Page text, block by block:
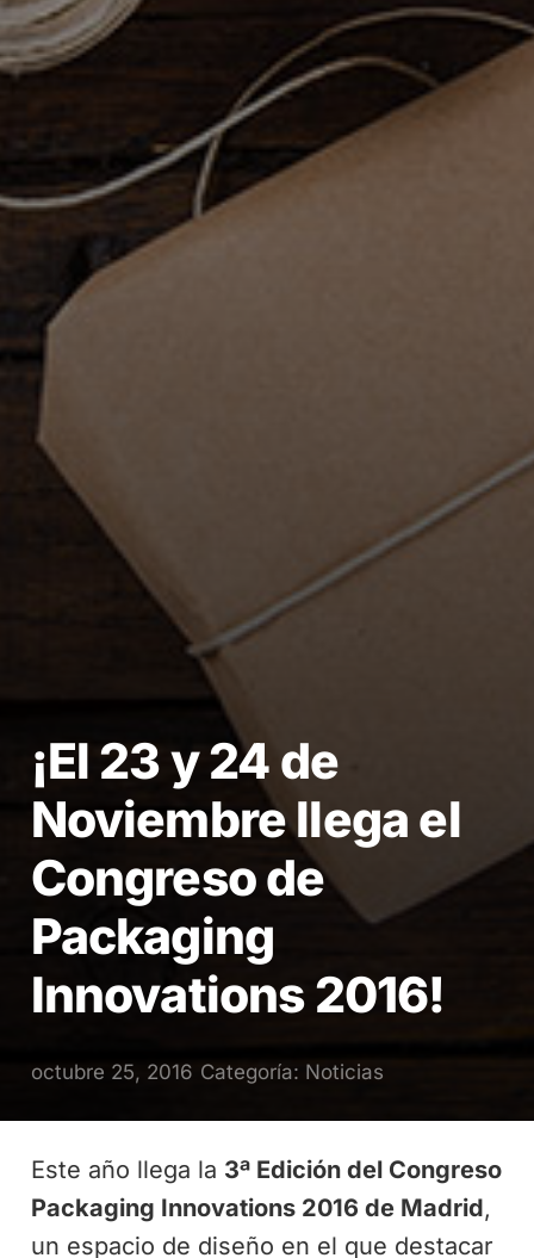
¡El 23 y 24 de
Noviembre llega el
Congreso de
Packaging
Innovations 2016!
octubre 25, 2016 Categoría: Noticias
Este año llega la 3ª Edición del Congreso
Packaging Innovations 2016 de Madrid,
un espacio de diseño en el que destacar